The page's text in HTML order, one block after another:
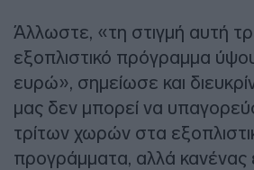
Άλλωστε, «τη στιγμή αυτή
εξοπλιστικό πρόγραμμα
ευρώ», σημείωσε και
μας δεν μπορεί να
τρίτων χωρών στα
προγράμματα, αλλά κανένας